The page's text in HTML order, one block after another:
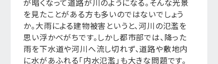
が暗くなって道路が川のようになる。そんな光景
を見たことがある方も多いのではないでしょう
か。大雨による建物被害というと、河川の氾濫を
思い浮かべがちです。しかし都市部では、降った
雨を下水道や河川へ流し切れず、道路や敷地内
に水があふれる「内水氾濫」も大きな問題です。